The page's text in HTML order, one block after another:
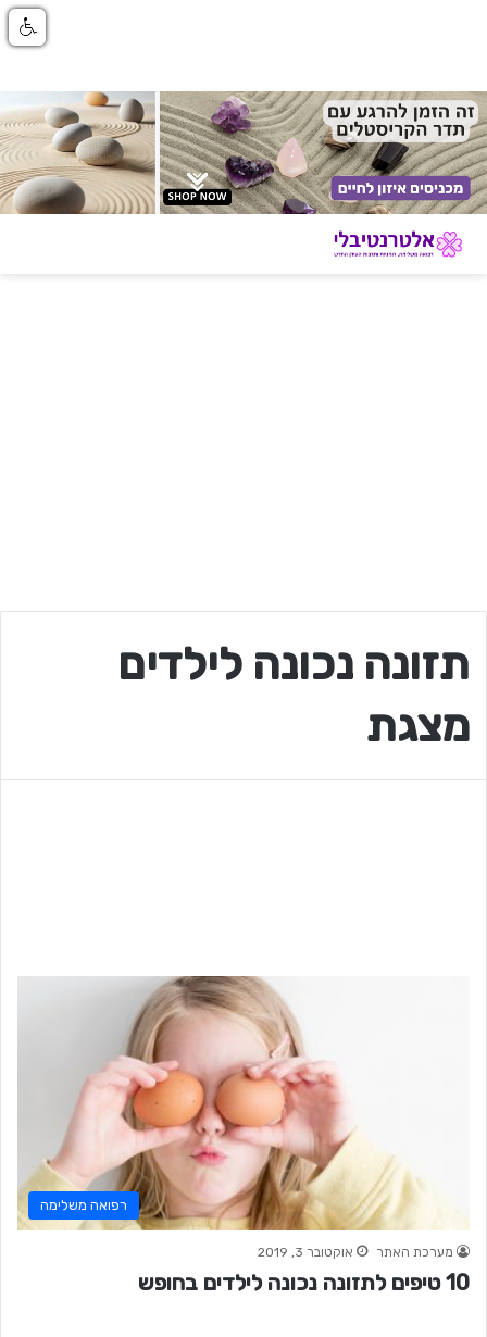
תזונה נכונה לילדים
מצגת
רפואה משלימה
מערכת האתר אוקטובר 3, 2019
10 טיפים לתזונה נכונה לילדים בחופש